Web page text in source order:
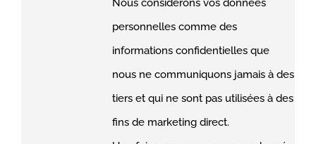
Nous considérons vos données
personnelles comme des
informations confidentielles que
nous ne communiquons jamais à des
tiers et qui ne sont pas utilisées à des
fins de marketing direct.